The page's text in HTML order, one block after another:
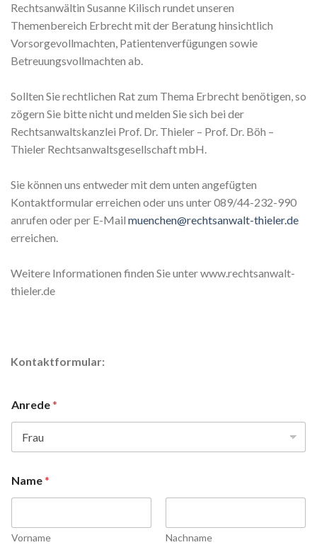
Rechtsanwältin Susanne Kilisch rundet unseren
Themenbereich Erbrecht mit der Beratung hinsichtlich
Vorsorgevollmachten, Patientenverfügungen sowie
Betreuungsvollmachten ab.
Sollten Sie rechtlichen Rat zum Thema Erbrecht benötigen, so
zögern Sie bitte nicht und melden Sie sich bei der
Rechtsanwaltskanzlei Prof. Dr. Thieler – Prof. Dr. Böh –
Thieler Rechtsanwaltsgesellschaft mbH.
Sie können uns entweder mit dem unten angefügten
Kontaktformular erreichen oder uns unter 089/44-232-990
anrufen oder per E-Mail muenchen@rechtsanwalt-thieler.de
erreichen.
Weitere Informationen finden Sie unter www.rechtsanwalt-
thieler.de
Kontaktformular:
Anrede*
Name*
Vorname Nachname